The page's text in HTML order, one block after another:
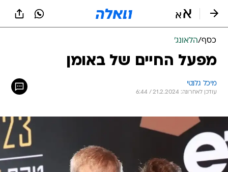
כסף/הלאונג'
מפעל החיים של באומן
מיכל גלנטי
עודכן לאחרונה: 21.2.2024 / 6:44